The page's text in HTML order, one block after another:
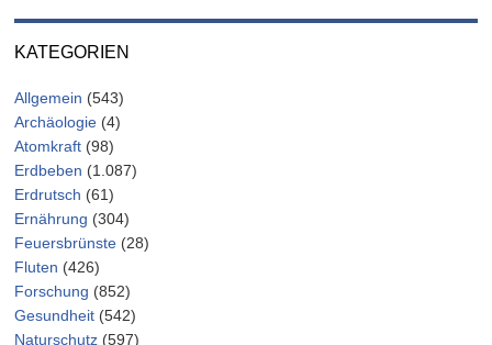
KATEGORIEN
Allgemein (543)
Archäologie (4)
Atomkraft (98)
Erdbeben (1.087)
Erdrutsch (61)
Ernährung (304)
Feuersbrünste (28)
Fluten (426)
Forschung (852)
Gesundheit (542)
Naturschutz (597)